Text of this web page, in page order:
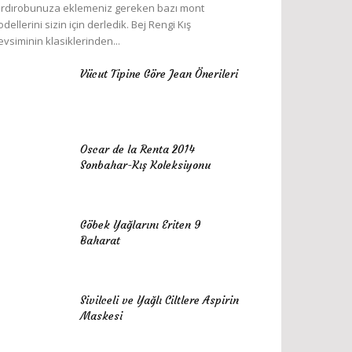
eklemeniz gereken bazı mont
sizin için derledik. Bej Rengi Kış
klasiklerinden...
Vücut Tipine Göre Jean Önerileri
Oscar de la Renta 2014
Sonbahar-Kış Koleksiyonu
Göbek Yağlarını Eriten 9
Baharat
Sivilceli ve Yağlı Ciltlere Aspirin
Maskesi